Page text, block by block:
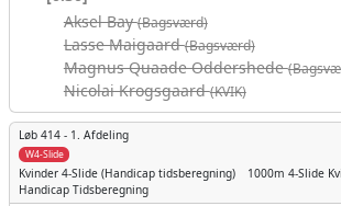
Aksel Bay(Bagsværd)
Lasse Maigaard(Bagsværd)
Magnus Quaade Oddershede
Nicolai Krogsgaard(KVIK)
Løb 414 - 1. Afdeling
W4-Slide
Kvinder 4-Slide (Handicap tidsberegning) 1000m 4-Slide
Handicap Tidsberegning